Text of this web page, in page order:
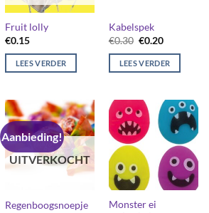
Fruit lolly
€0.15
LEES VERDER
Kabelspek
€0.30 Oorspronkelijke
was:
€0.30.
€0.20Huidige
is:
€0.20.
LEES VERDER
Aanbieding!
UITVERKOCHT
Regenboogsnoepje
Monster ei